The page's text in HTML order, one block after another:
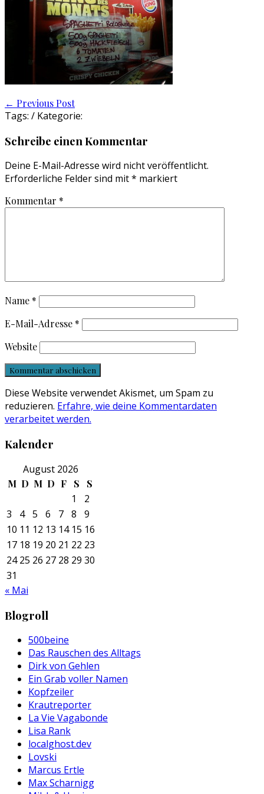
Post
navigation
← Previous Post
Tags: / Kategorie:
Schreibe einen Kommentar
Deine E-Mail-Adresse wird nicht veröffentlicht.
Erforderliche Felder sind mit* markiert
Kommentar *
Name *
E-Mail-Adresse *
Website
Diese Website verwendet Akismet, um Spam zu
reduzieren. Erfahre, wie deine Kommentardaten
verarbeitet werden.
Kalender
August 2026
M D M D F S S
1
2
3
4 5 6 7 8
9
10 11 12 13 14 15 16
17 18 19 20 21 22 23
24 25 26 27 28 29 30
31
« Mai
Blogroll
500beine
Das Rauschen des Alltags
Dirk von Gehlen
Ein Grab voller Namen
Kopfzeiler
Krautreporter
La Vie Vagabonde
Lisa Rank
localghost.dev
Lovski
Marcus Ertle
Max Scharnigg